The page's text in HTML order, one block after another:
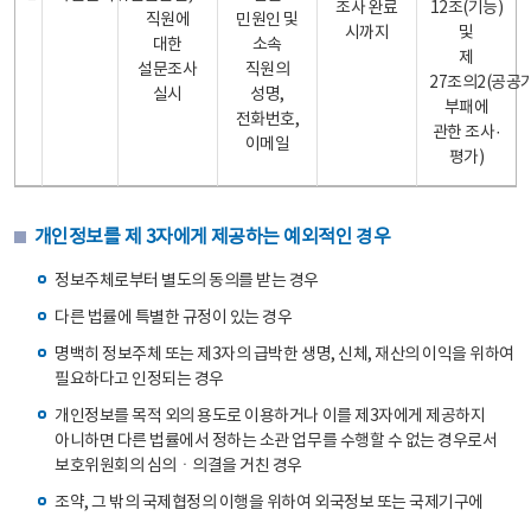
직원에
대한
설문조사
실시
민원인 및
소속
직원의
성명,
전화번호,
이메일
조사 완료
시까지
12조(기능)
및
제
27조의2(공공
부패에
관한 조사·
평가)
개인정보를 제 3자에게 제공하는 예외적인 경우
정보주체로부터 별도의 동의를 받는 경우
다른 법률에 특별한 규정이 있는 경우
명백히 정보주체 또는 제3자의 급박한 생명, 신체, 재산의 이익을 위하여
필요하다고 인정되는 경우
개인정보를 목적 외의 용도로 이용하거나 이를 제3자에게 제공하지
아니하면 다른 법률에서 정하는 소관 업무를 수행할 수 없는 경우로서
보호위원회의 심의ㆍ의결을 거친 경우
조약, 그 밖의 국제협정의 이행을 위하여 외국정보 또는 국제기구에